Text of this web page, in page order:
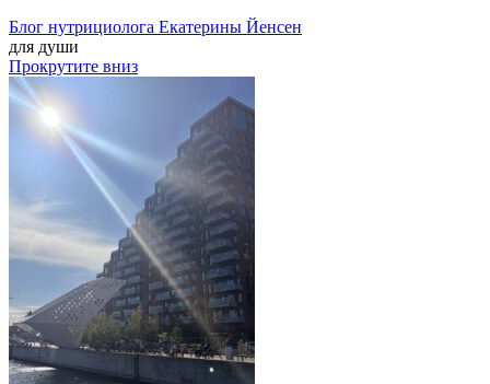
Блог нутрициолога Екатерины Йенсен
для души
Прокрутите вниз